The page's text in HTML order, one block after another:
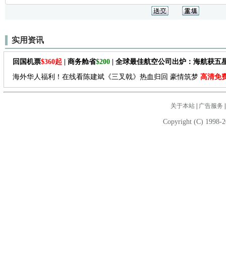
实用资讯
回国机票$360起 | 商务舱省$200 | 全球最佳航空公司出炉：海航获五
海外华人福利！在线看陈建斌《三叉戟》热血归回 豪情筑梦 高清免
关于本站| 广告服务
Copyright (C) 1998-